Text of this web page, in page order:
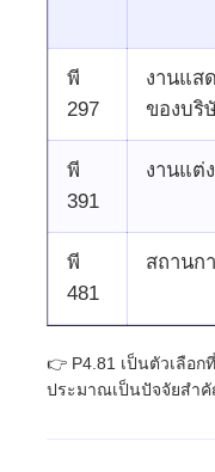
พี
297
งานแส
ของบริ
พี
391
งานแต่
พี
481
สถานก
👉 P4.81 เป็นตัวเลือ
ประมาณเป็นปัจจัยสํา